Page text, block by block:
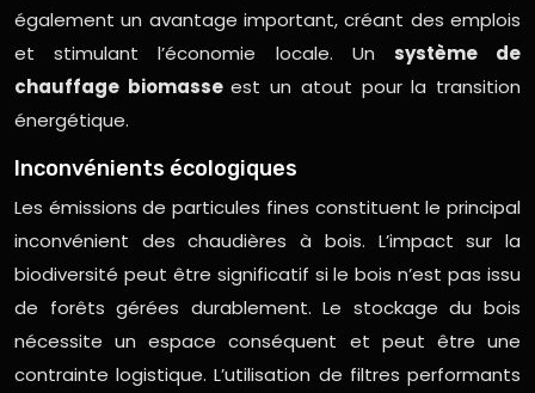
également un avantage important, créant des emplois
et stimulant l’économie locale. Un système de
chauffage biomasseest un atout pour la transition
énergétique.
Inconvénients écologiques
Les émissions de particules fines constituent le principal
inconvénient des chaudières à bois. L’impact sur la
biodiversité peut être significatif si le bois n’est pas issu
de forêts gérées durablement. Le stockage du bois
nécessite un espace conséquent et peut être une
contrainte logistique. L’utilisation de filtres performants